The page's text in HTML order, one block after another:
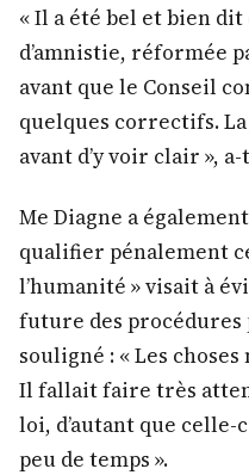
« Il a été bel et bien dit
d’amnistie, réformée
avant que le Conseil
quelques correctifs.
avant d’y voir clair »,
Me Diagne a
qualifier pénalement
l’humanité » visait à
future des procédures
souligné : « Les choses
Il fallait faire très
loi, d’autant que celle-
peu de temps ».